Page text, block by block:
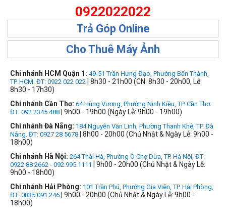
0922022022
Trả Góp Online
Cho Thuê Máy Ảnh
Chi nhánh HCM Quận 1: 49-51 Trần Hưng Đạo, Phường Bến Thành,
TP. HCM. ĐT: 0922 022 022 | 8h30 - 21h00 (CN: 8h30 - 20h00, Lễ:
8h30 - 17h30)
Chi nhánh Cần Thơ: 64 Hùng Vương, Phường Ninh Kiều, TP. Cần Thơ.
ĐT: 092.2345.488 | 9h00 - 19h00 (Ngày Lễ: 9h00 - 19h00)
Chi nhánh Đà Nẵng: 184 Nguyễn Văn Linh, Phường Thanh Khê, TP. Đà
Nẵng. ĐT: 0927 28 5678 | 8h00 - 20h00 (Chủ Nhật & Ngày Lễ: 9h00 -
18h00)
Chi nhánh Hà Nội: 264 Thái Hà, Phường Ô Chợ Dừa, TP. Hà Nội, ĐT:
0922 88 2662 - 092.995.1111
| 9h00 - 20h00 (Chủ Nhật & Ngày Lễ:
9h00 - 18h00)
Chi nhánh Hải Phòng: 101 Trần Phú, Phường Gia Viên, TP. Hải Phòng,
ĐT: 0835 091 246 | 9h00 - 20h00 (Chủ Nhật & Ngày Lễ: 9h00 -
18h00)